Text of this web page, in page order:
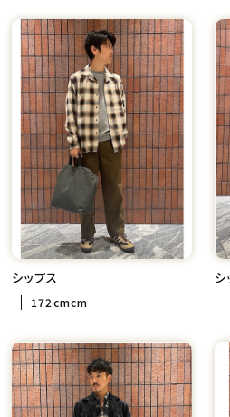
シップス
172cmcm
シ